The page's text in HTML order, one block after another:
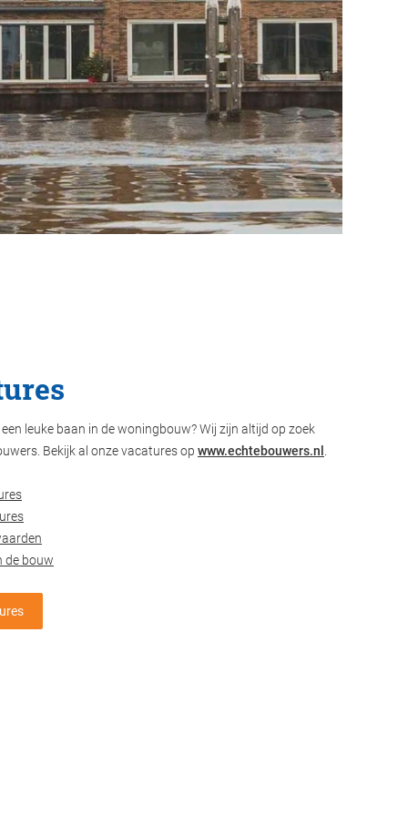
leuke baan in de woningbouw? Wij zijn altijd op zoek
Bekijk al onze vacatures op www.echtebouwers.nl
de bouw